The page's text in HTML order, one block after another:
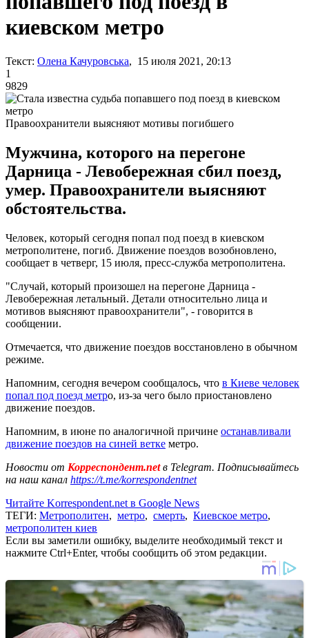
киевском метро
Текст: Олена Качуровська, 15 июля 2021, 20:13
1
9829
Правоохранители выясняют мотивы погибшего
Мужчина, которого на перегоне
Дарница - Левобережная сбил поезд,
умер. Правоохранители выясняют
обстоятельства.
Человек, который сегодня попал под поезд в киевском
метрополитене, погиб. Движение поездов возобновлено,
сообщает в четверг, 15 июля, пресс-служба метрополитена.
"Случай, который произошел на перегоне Дарница -
Левобережная летальный. Детали относительно лица и
мотивов выясняют правоохранители", - говорится в
сообщении.
Отмечается, что движение поездов восстановлено в обычном
режиме.
Напомним, сегодня вечером сообщалось, что в Киеве человек
попал под поезд метро, из-за чего было приостановлено
движение поездов.
Напомним, в июне по аналогичной причине останавливали
движение поездов на синей ветке метро.
Новости от Корреспондент.netв Telegram. Подписывайтесь
на наш канал https://t.me/korrespondentnet
Читайте Korrespondent.net в Google News
ТЕГИ: Метрополитен, метро, смерть, Киевское метро,
метрополитен киев
Если вы заметили ошибку, выделите необходимый текст и
нажмите Ctrl+Enter, чтобы сообщить об этом редакции.